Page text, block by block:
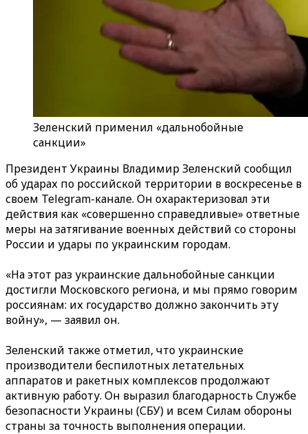
Зеленский применил «дальнобойные
санкции»
Президент Украины Владимир Зеленский сообщил
об ударах по российской территории в воскресенье в
своем Telegram-канале. Он охарактеризовал эти
действия как «совершенно справедливые» ответные
меры на затягивание военных действий со стороны
России и удары по украинским городам.
«На этот раз украинские дальнобойные санкции
достигли Московского региона, и мы прямо говорим
россиянам: их государство должно закончить эту
войну», — заявил он.
Зеленский также отметил, что украинские
производители беспилотных летательных
аппаратов и ракетных комплексов продолжают
активную работу. Он выразил благодарность Службе
безопасности Украины (СБУ) и всем Силам обороны
страны за точность выполнения операции.